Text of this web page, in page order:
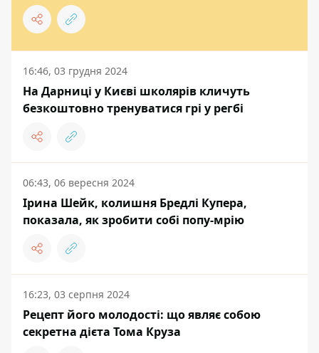
16:46, 03 грудня 2024
На Дарниці у Києві школярів кличуть
безкоштовно тренуватися грі у регбі
06:43, 06 вересня 2024
Ірина Шейк, колишня Бредлі Купера,
показала, як зробити собі попу-мрію
16:23, 03 серпня 2024
Рецепт його молодості: що являє собою
секретна дієта Тома Круза